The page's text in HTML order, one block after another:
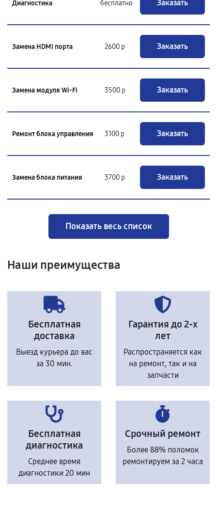
Диагностика бесплатно Заказать
Замена HDMI порта 2600 р Заказать
Замена модуля Wi-Fi 3500 р Заказать
Ремонт блока управления 3100 р Заказать
Замена блока питания 3700 р Заказать
Показать весь список
Наши преимущества
Бесплатная
доставка
Выезд курьера до вас
за 30 мин.
Гарантия до 2-х
лет
Распространяется как
на ремонт, так и на
запчасти
Бесплатная
диагностика
Среднее время
диагностики 20 мин
Срочный ремонт
Более 88% поломок
ремонтируем за 2 часа